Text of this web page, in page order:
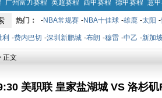
广州富力赛程 英超赛程 西甲赛程 德甲赛程 意
热门： -NBA常规赛 -NBA十佳球 -雄鹿 -太阳 -
-费内巴切 -深圳新鹏城 -布朗 -穆雷 -中乙 -新加
正文
美职联 皇家盐湖城 VS 洛杉矶